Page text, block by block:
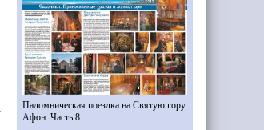
Паломническая поездка на Святую гору
Афон. Часть 8